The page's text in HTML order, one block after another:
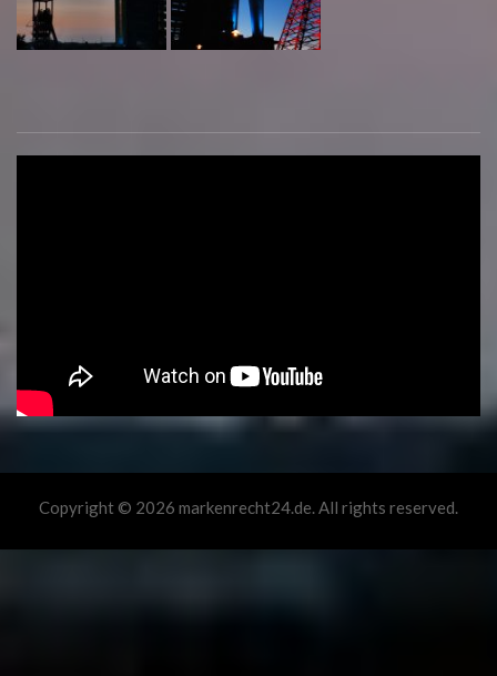
Copyright © 2026 markenrecht24.de. All rights reserved.